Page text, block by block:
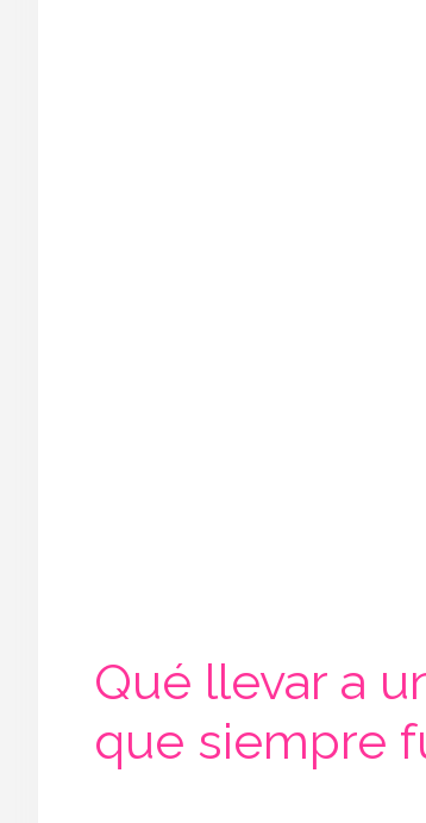
Qué llevar a
que siempre